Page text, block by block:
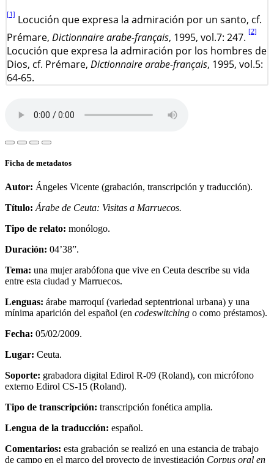
[1] Locución que expresa la admiración por un santo, cf.
Prémare, Dictionnaire arabe-français, 1995, vol.7: 247. [2]
Locución que expresa la admiración por los hombres de
Dios, cf. Prémare, Dictionnaire arabe-français, 1995, vol.5:
64-65.
Ficha de metadatos
Autor: Ángeles Vicente (grabación, transcripción y traducción).
Título: Árabe de Ceuta: Visitas a Marruecos.
Tipo de relato: monólogo.
Duración: 04’38”.
Tema: una mujer arabófona que vive en Ceuta describe su vida
entre esta ciudad y Marruecos.
Lenguas: árabe marroquí (variedad septentrional urbana) y una
mínima aparición del español (en codeswitching o como préstamos).
Fecha: 05/02/2009.
Lugar: Ceuta.
Soporte: grabadora digital Edirol R-09 (Roland), con micrófono
externo Edirol CS-15 (Roland).
Tipo de transcripción: transcripción fonética amplia.
Lengua de la traducción: español.
Comentarios: esta grabación se realizó en una estancia de trabajo
de campo en el marco del proyecto de investigación Corpus oral en